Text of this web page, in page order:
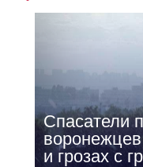
Спасатели
и грозах с